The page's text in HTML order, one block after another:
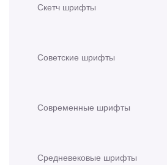
Скетч шрифты
Советские шрифты
Современные шрифты
Средневековые шрифты